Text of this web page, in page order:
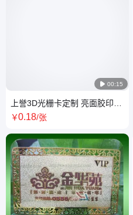
 00:15
上誉3D光栅卡定制 亮面胶印商
务馈赠礼品 75线光栅卡片生产
￥0.18/张